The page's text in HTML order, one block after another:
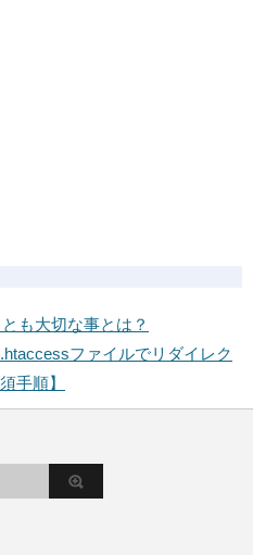
も大切な事とは？
ファイルでリダイレク
手順】